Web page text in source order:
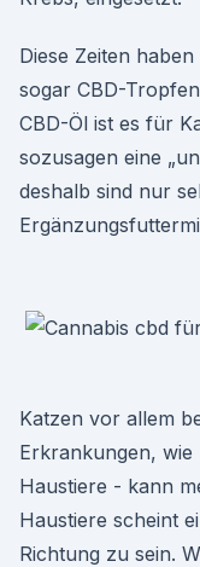
Diese Zeiten
sogar CBD-
CBD-Öl ist es für
sozusagen eine
deshalb sind nur
Katzen vor allem
Erkrankungen, wie
Haustiere - kann
Haustiere scheint
Richtung zu sein.